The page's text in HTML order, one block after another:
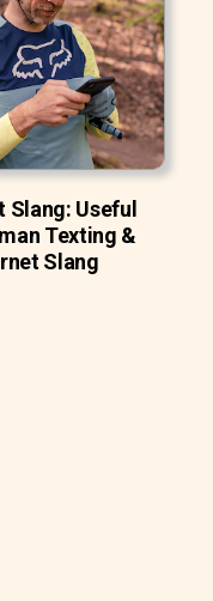
Slang: Useful
Texting &
Slang